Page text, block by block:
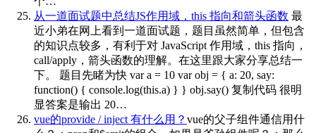
从一道面试题中总结JS作用域，this 指向和箭头函数 最
近小弟在网上看到一道面试题，题目虽然简单，但包含
的知识点较多，有利于对 JavaScript 作用域，this 指向，
call/apply，箭头函数的理解。在这里跟大家分享总结一
下。 题目先睹为快 var a = 10 var obj = { a: 20, say:
function() { console.log(this.a) } } obj.say() 复制代码 很明
显答案是输出 20…
vue的provide / inject 有什么用？ vue的父子组件通信用什